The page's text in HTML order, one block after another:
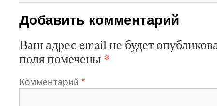
Добавить комментарий
Ваш адрес email не будет
поля помечены *
Комментарий *